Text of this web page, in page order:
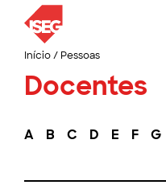
Início/ Pessoas
Docentes
A B C D E F G